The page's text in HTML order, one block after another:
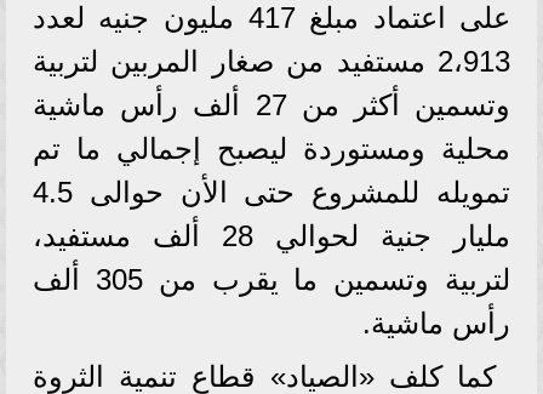
على اعتماد مبلغ 417 مليون جنيه لعدد
2،913 مستفيد من صغار المربين لتربية
وتسمين أكثر من 27 ألف رأس ماشية
محلية ومستوردة ليصبح إجمالي ما تم
تمويله للمشروع حتى الأن حوالى 4.5
مليار جنية لحوالي 28 ألف مستفيد،
لتربية وتسمين ما يقرب من 305 ألف
رأس ماشية.
كما كلف «الصياد» قطاع تنمية الثروة